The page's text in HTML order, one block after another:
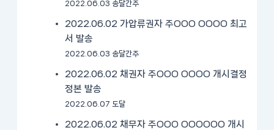
2022.06.03 송달간주
2022.06.02 가압류권자 주OOO OOOO 최고
서 발송
2022.06.03 송달간주
2022.06.02 채권자 주OOO OOOO 개시결정
정본 발송
2022.06.07 도달
2022.06.02 채무자 주OOO OOOOOO 개시